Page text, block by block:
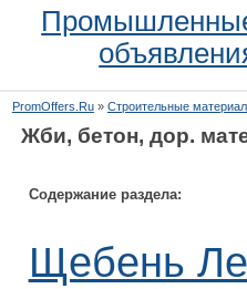
PromOffers.Ru» Строительные
Жби, бетон, дор.
Содержание раздела:
Щебень